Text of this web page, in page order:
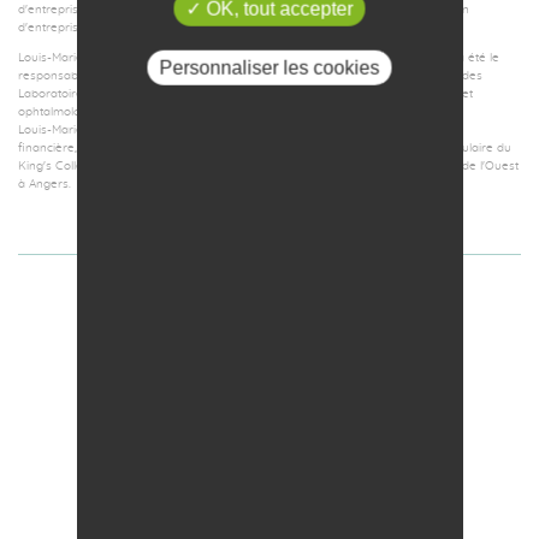
d'entreprise pour lequel il a été lauréat du concours national d'aide à la création
d'entreprise de technologies innovantes dans la catégorie Emergence en 2011.
Louis-Marie Bachelot a également co-fondé en 2007 la société SISENE dont il a été le
responsable financier jusqu'en mars 2014. SISENE développait, avec le soutien des
Laboratoires THEA, des thérapies innovantes anti-angiogéniques en oncologie et
ophtalmologie.
Louis-Marie Bachelot est diplômé de Sciences-Po Paris, section économique et
financière, il est titulaire d'un Master of Sciences en biochimie et biologie moléculaire du
King's College de Londres, et d'une licence d'histoire de l'Université Catholique de l'Ouest
à Angers.
OK, tout accepter
Personnaliser les cookies